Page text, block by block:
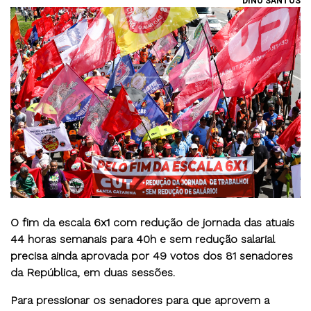
O fim da escala 6x1 com redução de jornada das atuais
44 horas semanais para 40h e sem redução salarial
precisa ainda aprovada por 49 votos dos 81 senadores
da República, em duas sessões.
Para pressionar os senadores para que aprovem a